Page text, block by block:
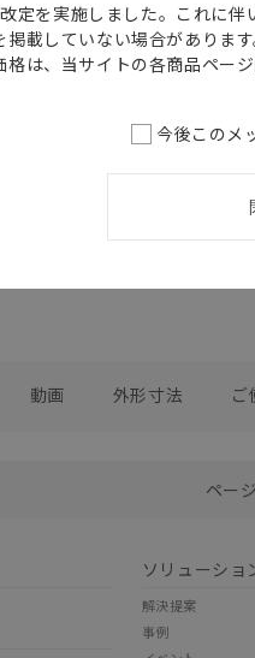
のカタログを選択
E2ER/E2NC
カタログ
IO-Link
タログ
2026/02/02更
0 選択したファ
動画 外形寸法 ご
ペー
ソリューショ
解決提案
事例
定を実施しました。これに
載していない場合があります
は、当サイトの各商品ペー
今後このメ